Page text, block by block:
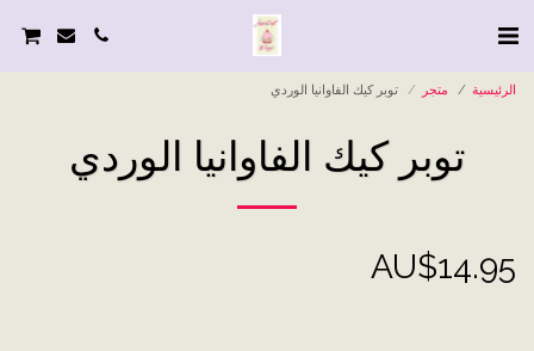
الرئيسية متجر توبر كيك الفاوانيا الوردي
توبر كيك الفاوانيا الوردي
AU$14.95